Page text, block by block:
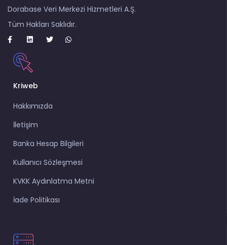
Dorabase Veri Merkezi Hizmetleri A.Ş.
Tüm Hakları Saklıdır.
Kriweb
Hakkımızda
İletişim
Banka Hesap Bilgileri
Kullanıcı Sözleşmesi
KVKK Aydınlatma Metni
İade Politikası